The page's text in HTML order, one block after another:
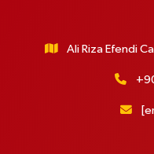
Ali Riza Efendi